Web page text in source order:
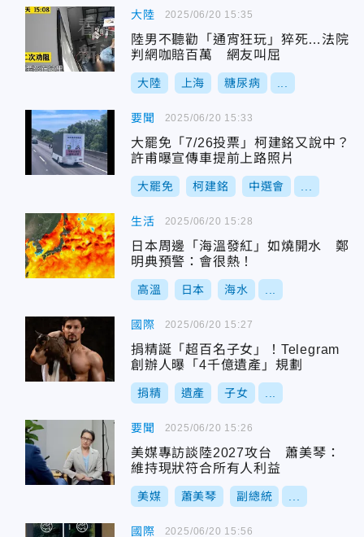
大陸
陸男不聽勸「通宵狂玩」猝死…法院
判網咖賠百萬 網友叫屈
大陸 上海 糖尿病
2025/06/20 15:35
要聞
大罷免「7/26投票」柯建銘又說中？
許甫曝宣傳車提前上路照片
大罷免 柯建銘 中選會
2025/06/20 15:33
生活
日本周邊「海溫發紅」如燒開水 鄭
明典預警：會很熱！
高溫 日本 海水
2025/06/20 15:28
國際
捐精誕「超百名子女」！Telegram
創辦人曝「4千億遺產」規劃
捐精 遺產 子女
2025/06/20 15:27
要聞
美媒專訪談陸2027攻台 蕭美琴：
維持現狀符合所有人利益
美媒 蕭美琴 副總統
2025/06/20 15:26
國際 2025/06/20 15:56